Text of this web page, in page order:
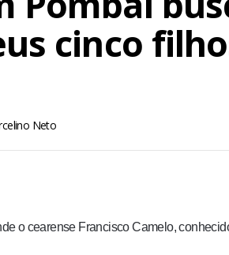
cinco
Neto
o cearense Francisco Camelo,